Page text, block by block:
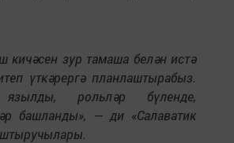
кичәсен зур тамаша белән истә
үткәрергә планлаштырабыз.
язылды, рольләр бүленде,
башланды», — ди «Салаватик